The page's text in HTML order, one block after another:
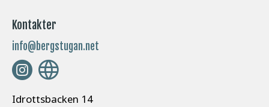
Kontakter
info@bergstugan.net
Idrottsbacken 14